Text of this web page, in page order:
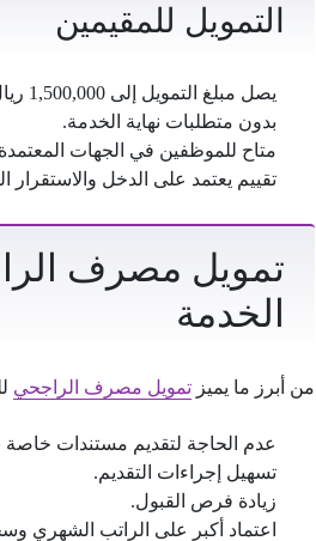
التمويل للمقيمين
يصل مبلغ التمويل إلى 1,500,000 ريال سعودي.
بدون متطلبات نهاية الخدمة.
متاح للموظفين في الجهات
تقييم يعتمد على الدخل والاستقرار
تمويل مصرف
الخدمة
من أبرز ما يميز تمويل مصرف الراجحي
عدم الحاجة لتقديم مستندات خاصة
تسهيل إجراءات التقديم.
زيادة فرص القبول.
اعتماد أكبر على الراتب الشهري